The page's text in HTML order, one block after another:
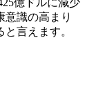
億ドルに減少
意識の高まり
言えます。